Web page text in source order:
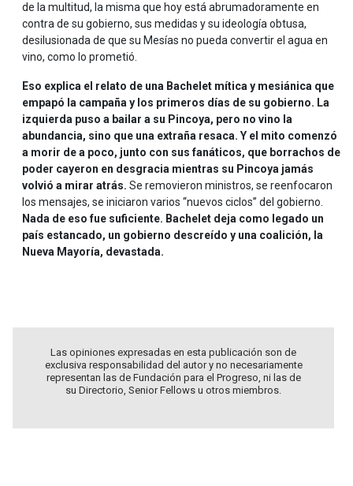
de la multitud, la misma que hoy está abrumadoramente en
contra de su gobierno, sus medidas y su ideología obtusa,
desilusionada de que su Mesías no pueda convertir el agua en
vino, como lo prometió.
Eso explica el relato de una Bachelet mítica y mesiánica que
empapó la campaña y los primeros días de su gobierno. La
izquierda puso a bailar a su Pincoya, pero no vino la
abundancia, sino que una extraña resaca. Y el mito comenzó
a morir de a poco, junto con sus fanáticos, que borrachos de
poder cayeron en desgracia mientras su Pincoya jamás
volvió a mirar atrás. Se removieron ministros, se reenfocaron
los mensajes, se iniciaron varios “nuevos ciclos” del gobierno.
Nada de eso fue suficiente. Bachelet deja como legado un
país estancado, un gobierno descreído y una coalición, la
Nueva Mayoría, devastada.
Las opiniones expresadas en esta publicación son de
exclusiva responsabilidad del autor y no necesariamente
representan las de Fundación para el Progreso, ni las de
su Directorio, Senior Fellows u otros miembros.